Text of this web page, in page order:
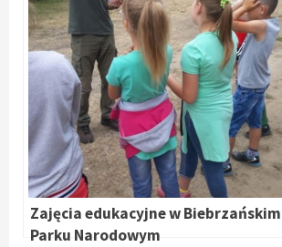
Zajęcia edukacyjne w Biebrzańskim
Parku Narodowym